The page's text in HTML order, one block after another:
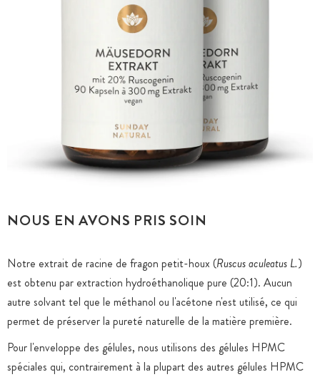
NOUS EN AVONS PRIS SOIN
Notre extrait de racine de fragon petit-houx (Ruscus aculeatus L.)
est obtenu par extraction hydroéthanolique pure (20:1). Aucun
autre solvant tel que le méthanol ou l'acétone n'est utilisé, ce qui
permet de préserver la pureté naturelle de la matière première.
Pour l'enveloppe des gélules, nous utilisons des gélules HPMC
spéciales qui, contrairement à la plupart des autres gélules HPMC